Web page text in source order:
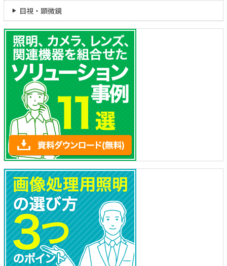
目視・顕微鏡